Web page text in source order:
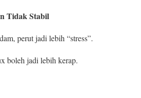
Tidak Stabil
perut jadi lebih “stress”.
boleh jadi lebih kerap.